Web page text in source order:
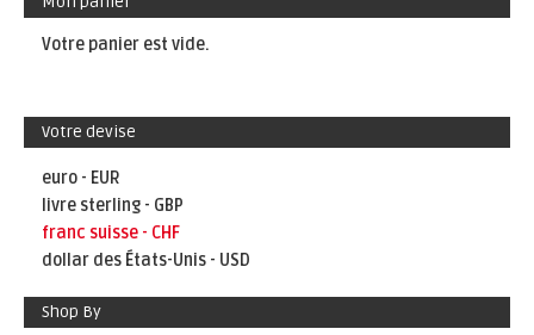
Votre panier est vide.
Votre devise
euro - EUR
livre sterling - GBP
franc suisse - CHF
dollar des États-Unis - USD
Shop By